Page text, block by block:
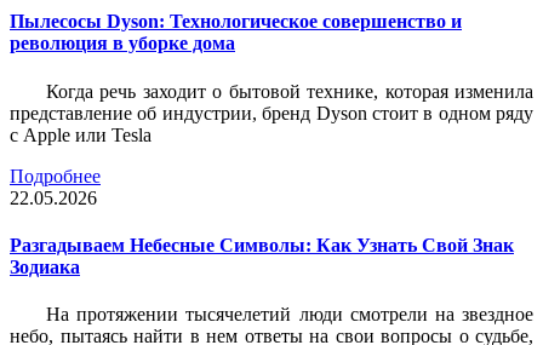
Пылесосы Dyson: Технологическое совершенство и
революция в уборке дома
Когда речь заходит о бытовой технике, которая изменила
представление об индустрии, бренд Dyson стоит в одном ряду
с Apple или Tesla
Подробнее
22.05.2026
Разгадываем Небесные Символы: Как Узнать Свой Знак
Зодиака
На протяжении тысячелетий люди смотрели на звездное
небо, пытаясь найти в нем ответы на свои вопросы о судьбе,